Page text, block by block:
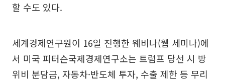
할 수도 있다.
세계경제연구원이 16일 진행한 웨비나(웹 세미나)에
서 미국 피터슨국제경제연구소는 트럼프 당선 시 방
위비 분담금, 자동차·반도체 투자, 수출 제한 등 무리